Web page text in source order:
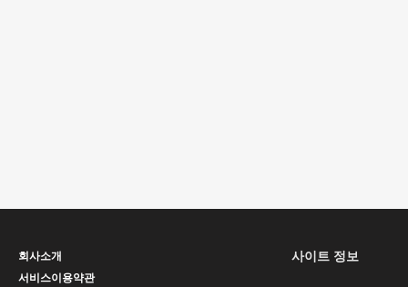
회사소개
서비스이용약관
사이트 정보